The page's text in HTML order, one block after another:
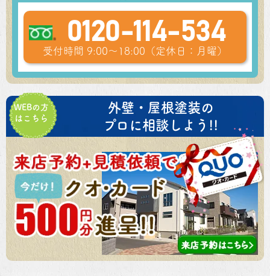
0120-114-534
受付時間 9:00～18:00（定休日：月曜）
WEBの方
はこちら
外壁・屋根塗装の
プロに相談しよう!!